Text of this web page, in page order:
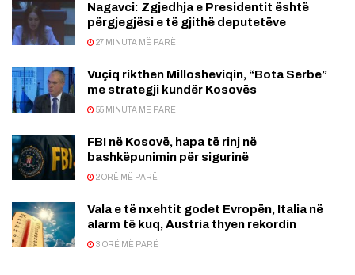
Nagavci: Zgjedhja e Presidentit është
përgjegjësi e të gjithë deputetëve
27 MINUTA MË PARË
Vuçiq rikthen Millosheviqin, “Bota Serbe”
me strategji kundër Kosovës
55 MINUTA MË PARË
FBI në Kosovë, hapa të rinj në
bashkëpunimin për sigurinë
2 ORË MË PARË
Vala e të nxehtit godet Evropën, Italia në
alarm të kuq, Austria thyen rekordin
3 ORË MË PARË